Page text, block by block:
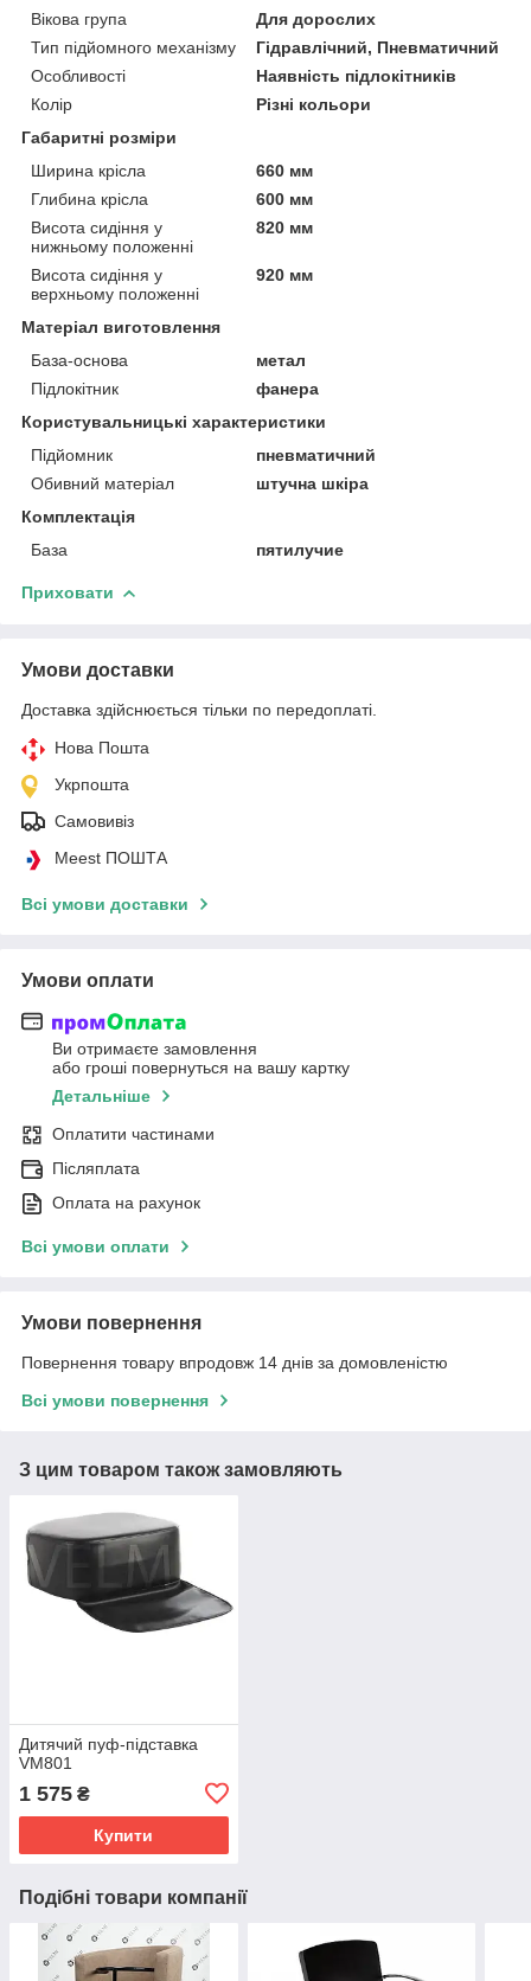
Вікова група
Для дорослих
Тип підйомного механізму
Гідравлічний, Пневматичний
Особливості
Наявність підлокітників
Колір
Різні кольори
Габаритні розміри
Ширина крісла
660 мм
Глибина крісла
600 мм
Висота сидіння у
нижньому положенні
820 мм
Висота сидіння у
верхньому положенні
920 мм
Матеріал виготовлення
База-основа
метал
Підлокітник
фанера
Користувальницькі характеристики
Підйомник
пневматичний
Обивний матеріал
штучна шкіра
Комплектація
База
пятилучие
Приховати
Умови доставки
Доставка здійснюється тільки по передоплаті.
Нова Пошта
Укрпошта
Самовивіз
Meest ПОШТА
Всі умови доставки
Умови оплати
Ви отримаєте замовлення
або гроші повернуться на вашу картку
Детальніше
Оплатити частинами
Післяплата
Оплата на рахунок
Всі умови оплати
Умови повернення
Повернення товару впродовж 14 днів за домовленістю
Всі умови повернення
З цим товаром також замовляють
Дитячий пуф-підставка
VM801
1 575 ₴
Купити
Подібні товари компанії